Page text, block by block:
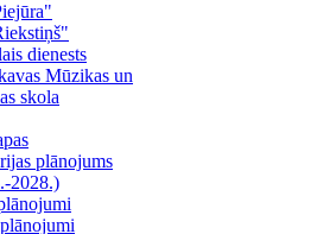
dienests
Mūzikas un
skola
plānojums
2028.)